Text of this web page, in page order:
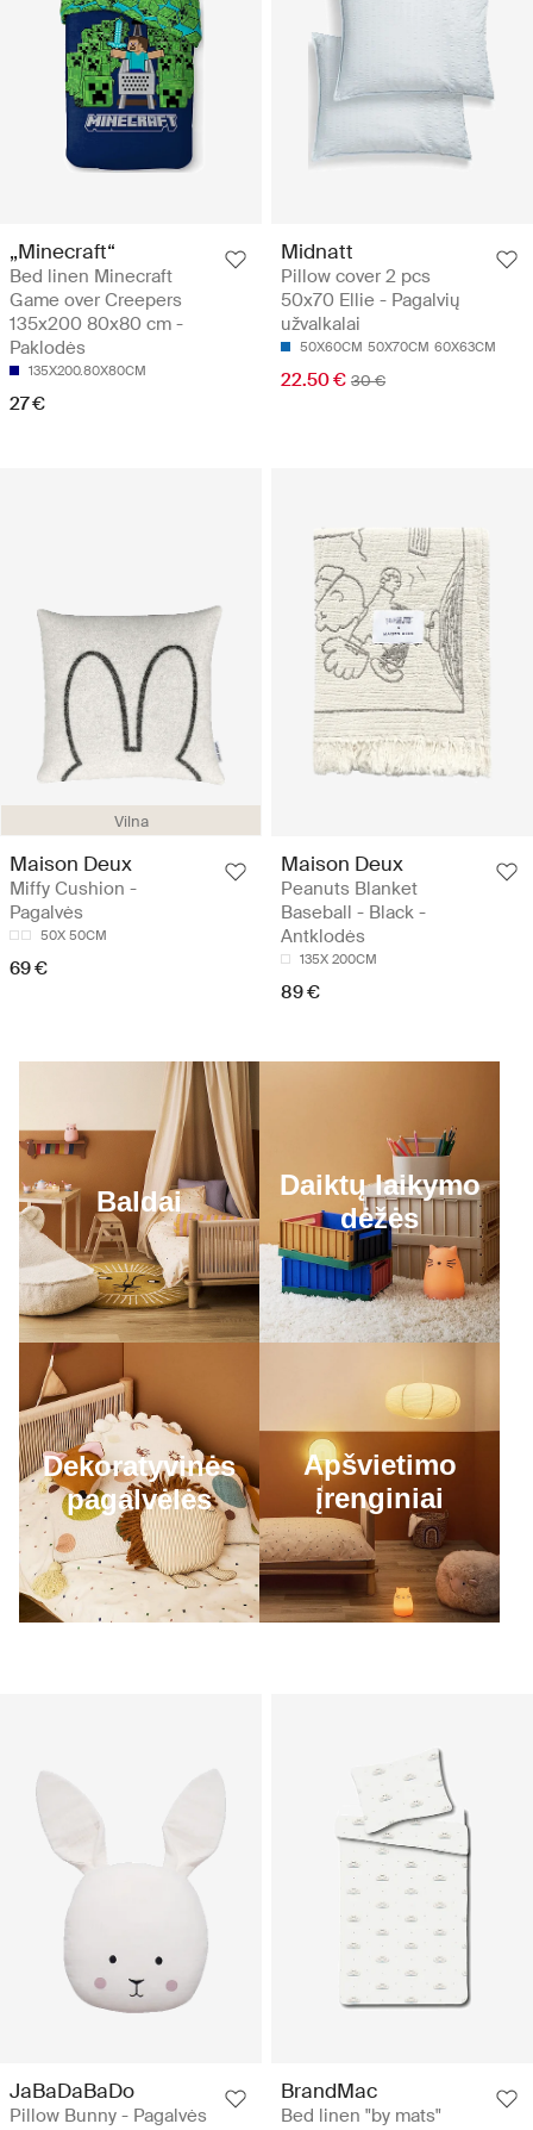
„Minecraft“
Bed linen Minecraft
Game over Creepers
135x200 80x80 cm -
Paklodės
135X200.80X80CM
27 €
Midnatt
Pillow cover 2 pcs
50x70 Ellie - Pagalvių
užvalkalai
50X60CM 50X70CM 60X63CM
22.50 € 30 €
Vilna
Maison Deux
Miffy Cushion -
Pagalvės
50X 50CM
69 €
Maison Deux
Peanuts Blanket
Baseball - Black -
Antklodės
135X 200CM
89 €
JaBaDaBaDo
Pillow Bunny - Pagalvės
BrandMac
Bed linen "by mats"
Baldai
Daiktų laikymo
dėžės
Dekoratyvinės
pagalvėlės
Apšvietimo
įrenginiai